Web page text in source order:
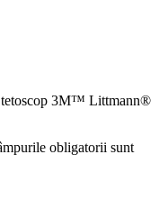
3M™ Littmann®
obligatorii sunt